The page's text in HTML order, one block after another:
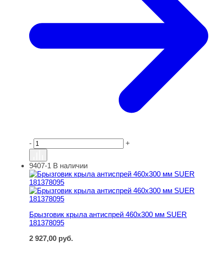
- +
Брызговик крыла антиспрей 460х300 мм SUER
9407-1 В наличии
Брызговик крыла антиспрей 460х300 мм SUER
181378095
2 927,00 руб.